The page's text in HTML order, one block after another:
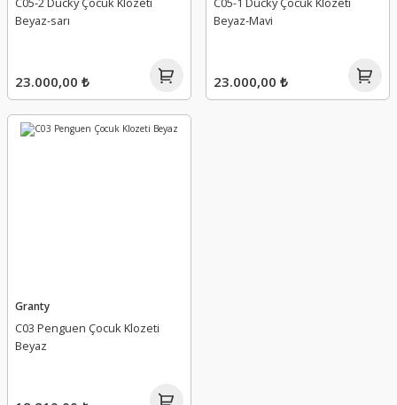
Beyaz-sarı
23.000,00 ₺
Beyaz-Mavi
23.000,00 ₺
Granty
C03 Penguen Çocuk Klozeti
Beyaz